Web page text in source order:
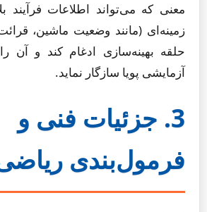
معنی که می‌تواند اطلاعات فرآیند
زمینه‌ای (مانند وضعیت ماشین،
حلقه بهینه‌سازی ادغام کند و آن
آزمایشی پویا سازگار نماید.
3. جزئیات فنی و
فرمول‌بندی